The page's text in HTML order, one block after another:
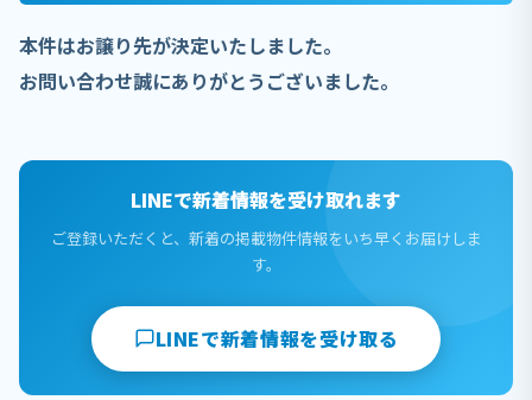
本件はお譲り先が決定いたしました。
お問い合わせ誠にありがとうございました。
LINEで新着情報を受け取れます
ご登録いただくと、新着の掲載物件情報をいち早くお届けしま
す。
LINEで新着情報を受け取る